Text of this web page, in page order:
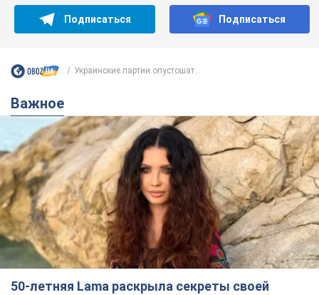
Подписаться Подписаться
Украинские партии опустошат...
Важное
50-летняя Lama раскрыла секреты своей